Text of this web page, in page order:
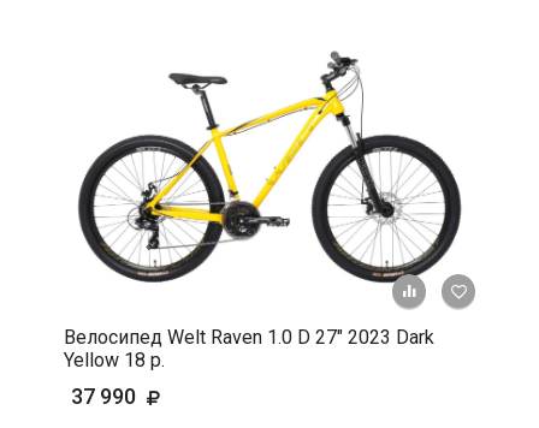
+ К
Велосипед Welt Raven 1.0 D 27" 2023 Dark
Yellow 18 р.
37 990